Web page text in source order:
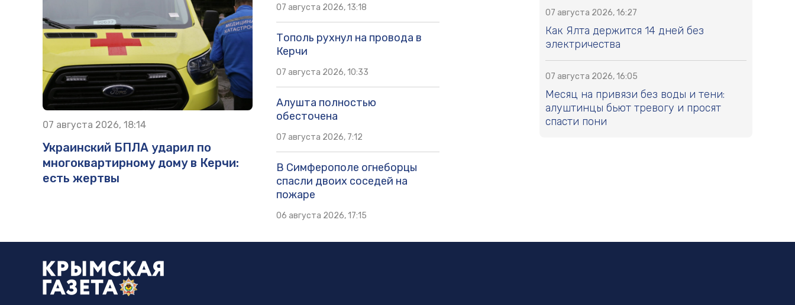
07 августа 2026, 18:14
Украинский БПЛА ударил по
многоквартирному дому в Керчи:
есть жертвы
07 августа 2026, 13:18
Тополь рухнул на провода в
Керчи
07 августа 2026, 10:33
Алушта полностью
обесточена
07 августа 2026, 7:12
В Симферополе огнеборцы
спасли двоих соседей на
пожаре
06 августа 2026, 17:15
07 августа 2026, 16:27
Как Ялта держится 14 дней без
электричества
07 августа 2026, 16:05
Месяц на привязи без воды и тени:
алуштинцы бьют тревогу и просят
спасти пони